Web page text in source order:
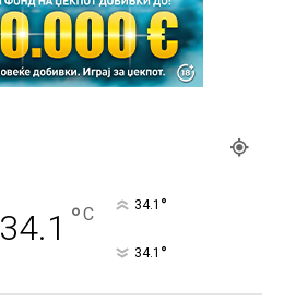
34.1 °C 34.1 °
34.1 °